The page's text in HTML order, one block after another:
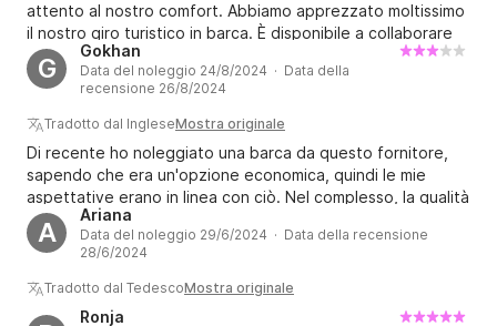
attento al nostro comfort. Abbiamo apprezzato moltissimo
il nostro giro turistico in barca. È disponibile a collaborare
con voi per soddisfare tutte le vostre esigenze. È facile
comunicare con lui.
G
Gokhan
Data del noleggio 24/8/2024 · Data della
recensione 26/8/2024
Tradotto dal IngleseMostra originale
Di recente ho noleggiato una barca da questo fornitore,
sapendo che era un'opzione economica, quindi le mie
aspettative erano in linea con ciò. Nel complesso, la qualità
della barca corrispondeva a quanto mi aspettavo. Il
proprietario è stato molto accomodante inizialmente,
poiché ha accettato di riprogrammare il nostro viaggio di
una settimana dopo a causa del maltempo nella data
originale. È stato puntuale e per lo più disponibile durante
A
Ariana
Data del noleggio 29/6/2024 · Data della recensione
28/6/2024
Tradotto dal TedescoMostra originale
Ronja